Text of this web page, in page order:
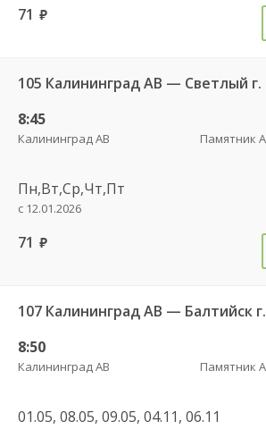
71 руб.
105 Калининград АВ — Светлый г.
8:45
Калининград АВ
Пн,Вт,Ср,Чт,Пт
с 12.01.2026
71 руб.
107 Калининград АВ — Балтийск г.
8:50
Калининград АВ
01.05, 08.05, 09.05, 04.11, 06.11